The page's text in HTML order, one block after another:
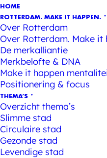
HOME
ROTTERDAM. MAKE IT HAPPEN.
Over Rotterdam
Over Rotterdam. Make it
De merkalliantie
Merkbelofte & DNA
Make it happen
Positionering & focus
THEMA’S
Overzicht thema’s
Slimme stad
Circulaire stad
Gezonde stad
Levendige stad